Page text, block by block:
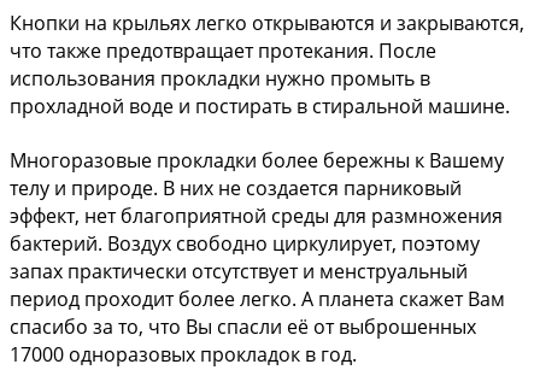
Кнопки на крыльях легко открываются и закрываются,
что также предотвращает протекания. После
использования прокладки нужно промыть в
прохладной воде и постирать в стиральной машине.
Многоразовые прокладки более бережны к Вашему
телу и природе. В них не создается парниковый
эффект, нет благоприятной среды для размножения
бактерий. Воздух свободно циркулирует, поэтому
запах практически отсутствует и менструальный
период проходит более легко. А планета скажет Вам
спасибо за то, что Вы спасли её от выброшенных
17000 одноразовых прокладок в год.